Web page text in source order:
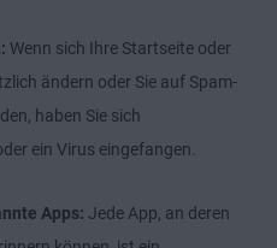
Wenn sich Ihre Startseite oder
ändern oder Sie auf Spam-
haben Sie sich
ein Virus eingefangen.
Apps: Jede App, an deren